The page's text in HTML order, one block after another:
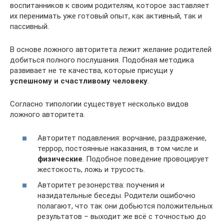
воспитанников к своим родителям, которое заставляет
их перенимать уже готовый опыт, как активный, так и
пассивный.
В основе ложного авторитета лежит желание родителей
добиться полного послушания. Подобная методика
развивает не те качества, которые присущи у
успешному и счастливому человеку.
Согласно типологии существует несколько видов
ложного авторитета.
Авторитет подавления: ворчание, раздражение,
террор, постоянные наказания, в том числе и
физические . Подобное поведение провоцирует
жестокость, ложь и трусость.
Авторитет резонерства: поучения и
назидательные беседы. Родители ошибочно
полагают, что так они добьются положительных
результатов – выходит же всё с точностью до